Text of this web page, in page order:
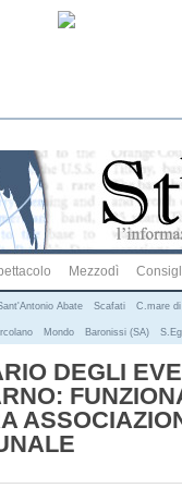
Mezzodì
Abate Scafati C.mare
Mondo Baronissi (SA)
DEGLI